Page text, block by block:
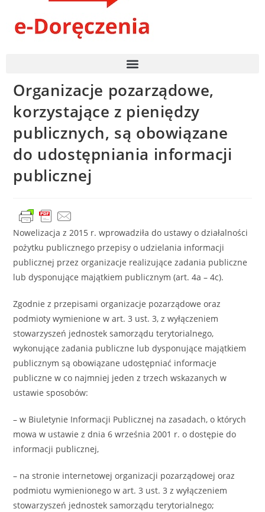
Organizacje pozarządowe,
korzystające z pieniędzy
publicznych, są obowiązane
do udostępniania informacji
publicznej
Nowelizacja z 2015 r. wprowadziła do ustawy o działalności
pożytku publicznego przepisy o udzielania informacji
publicznej przez organizacje realizujące zadania publiczne
lub dysponujące majątkiem publicznym (art. 4a – 4c).
Zgodnie z przepisami organizacje pozarządowe oraz
podmioty wymienione w art. 3 ust. 3, z wyłączeniem
stowarzyszeń jednostek samorządu terytorialnego,
wykonujące zadania publiczne lub dysponujące majątkiem
publicznym są obowiązane udostępniać informacje
publiczne w co najmniej jeden z trzech wskazanych w
ustawie sposobów:
– w Biuletynie Informacji Publicznej na zasadach, o których
mowa w ustawie z dnia 6 września 2001 r. o dostępie do
informacji publicznej,
– na stronie internetowej organizacji pozarządowej oraz
podmiotu wymienionego w art. 3 ust. 3 z wyłączeniem
stowarzyszeń jednostek samorządu terytorialnego;